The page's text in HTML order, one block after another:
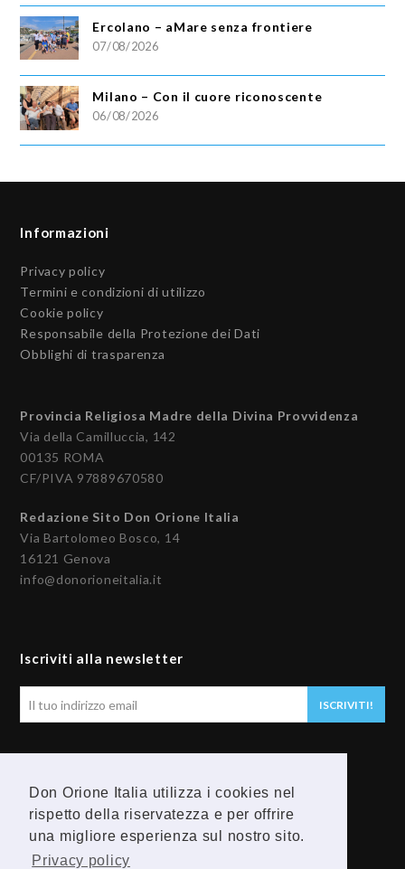
Don Orione Italia utilizza i cookies nel
rispetto della riservatezza e per offrire
una migliore esperienza sul nostro sito.
Privacy policy
Ercolano – aMare senza frontiere
07/08/2026
Milano – Con il cuore riconoscente
06/08/2026
Informazioni
Privacy policy
Termini e condizioni di utilizzo
Cookie policy
Responsabile della Protezione dei Dati
Obblighi di trasparenza
Provincia Religiosa Madre della Divina Provvidenza
Via della Camilluccia, 142
00135 ROMA
CF/PIVA 97889670580
Redazione Sito Don Orione Italia
Via Bartolomeo Bosco, 14
16121 Genova
info@donorioneitalia.it
Iscriviti alla newsletter
tuo
ISCRIVITI!
F
Y
o